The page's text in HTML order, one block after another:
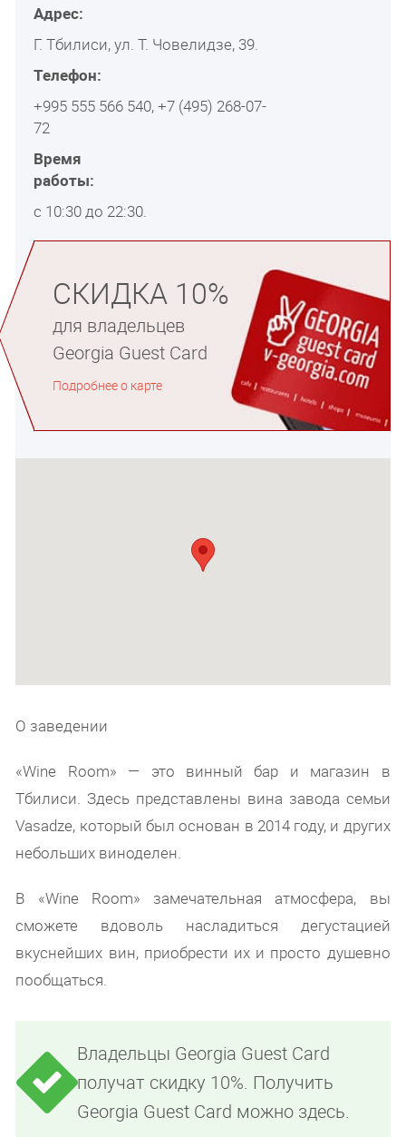
Адрес:
Г. Тбилиси, ул. Т. Човелидзе, 39.
Телефон:
+995 555 566 540, +7 (495) 268-07-
72
Время
работы:
с 10:30 до 22:30.
СКИДКА 10%
для владельцев
Georgia Guest Card
Подробнее о карте
О заведении
«Wine Room» — это винный бар и магазин в
Тбилиси. Здесь представлены вина завода семьи
Vasadze, который был основан в 2014 году, и других
небольших виноделен.
В «Wine Room» замечательная атмосфера, вы
сможете вдоволь насладиться дегустацией
вкуснейших вин, приобрести их и просто душевно
пообщаться.
Владельцы Georgia Guest Card
получат скидку 10%. Получить
Georgia Guest Card можно здесь.